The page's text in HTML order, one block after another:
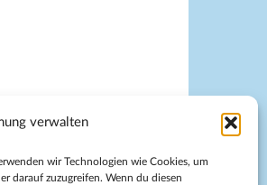
verwalten
wir Technologien wie Cookies, um
darauf zuzugreifen. Wenn du diesen